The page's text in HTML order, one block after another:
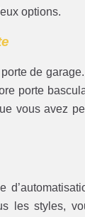
options.
de
porte
vous avez
les styles,